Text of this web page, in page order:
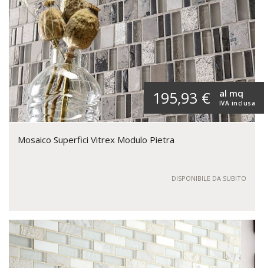
195,93 € IVA inclusa
al mq
Mosaico Superfici Vitrex Modulo Pietra
DISPONIBILE DA SUBITO